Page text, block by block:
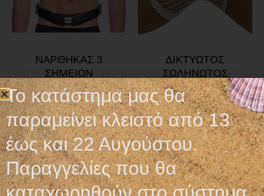
NΑΡΘΗΚΑΣ 3
ΣΗΜΕΙΩΝ
Διαβάστε περισσότερα
ΔΙΚΤΥΩΤΟΣ
ΣΩΛΗΝΩΤΟΣ
ΕΠΙΔΕΣΜΟΣ
10,00€ – 23,50€
Επιλογή
Το κατάστημα μας θα
παραμείνει κλειστό από 13
έως και 22 Αυγούστου.
Παραγγελίες που θα